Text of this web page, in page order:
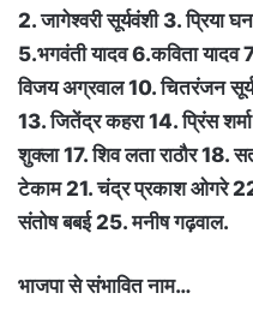
2. जागेश्वरी सूर्यवंशी 3. प्रिया
5.भगवंती यादव 6.कविता यादव
विजय अग्रवाल 10. चितरंजन
13. जितेंद्र कहरा 14. प्रिंस
शुक्ला 17. शिव लता राठौर 18.
टेकाम 21. चंद्र प्रकाश ओगरे
संतोष बबई 25. मनीष गढ़वाल.
भाजपा से संभावित नाम…